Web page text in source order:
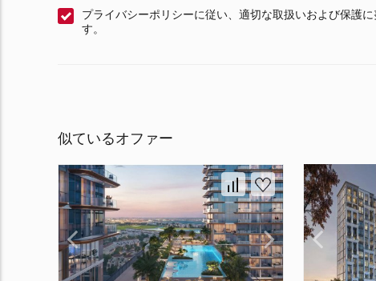
プライバシーポリシーに従い、適切な取扱いおよび保護に
す。
似ているオファー